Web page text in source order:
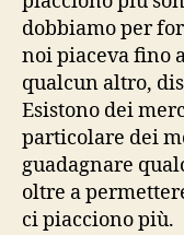
dobbiamo per
noi piaceva fino
qualcun altro,
Esistono dei
particolare dei
guadagnare
oltre a
ci piacciono più.